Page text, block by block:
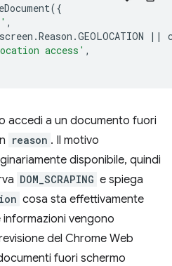
({
,
.Reason .GEOLOCATION ||
access' ,
accedi a un documento fuori
reason . Il motivo
disponibile, quindi
DOM_SCRAPING e spiega
cosa sta effettivamente
vengono
del Chrome Web
fuori schermo